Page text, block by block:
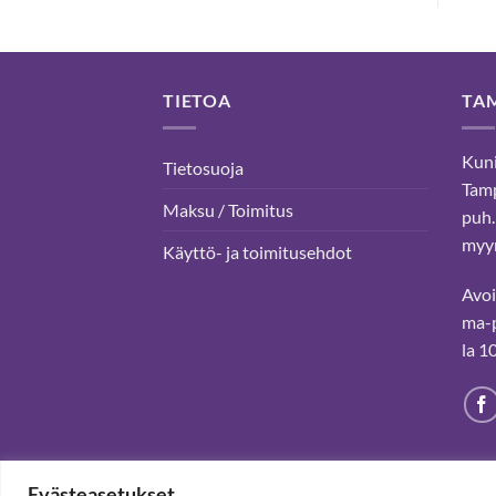
TIETOA
Tietosuoja
Maksu / Toimitus
Käyttö- ja toimitusehdot
ma-
la